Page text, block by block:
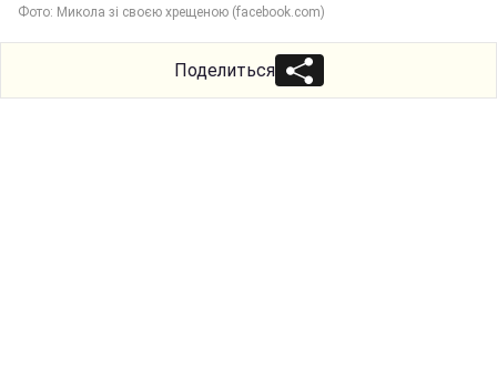
Фото: Микола зі своєю хрещеною (facebook.com)
Поделиться